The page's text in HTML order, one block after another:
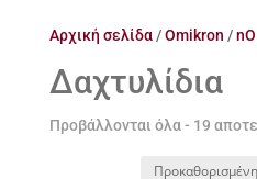
Αρχική σελίδα/Omikron /
Δαχτυλίδια
Προβάλλονται όλα - 19